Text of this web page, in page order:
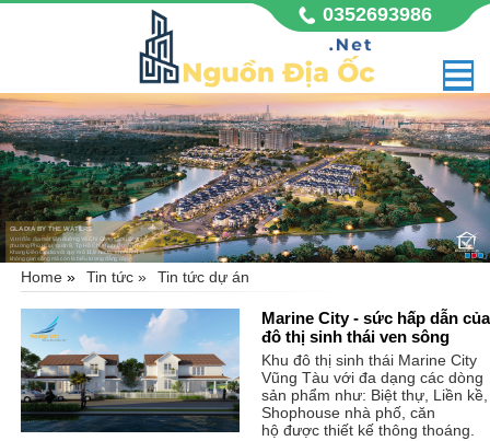
0352693986
GLADIA BY THE WATERS
Vị trí đắc địa mặt tiền đường Võ Chí Công sầm uất, thuộc
phường Phú Hữu, quận 9, Tp Hồ Chí Minh. Dự án nhà
Khang Điền Gladia với quy mô 11,8 hecta, không chỉ là
không gian sống mà còn là biểu tượng đẳng cấp,
Home» Tin tức » Tin tức dự án
Marine City - sức hấp dẫn của
đô thị sinh thái ven sông
Khu đô thị sinh thái Marine City
Vũng Tàu với đa dạng các dòng
sản phẩm như: Biệt thự, Liền kề,
Shophouse nhà phố, căn
hộ được thiết kế thông thoáng.